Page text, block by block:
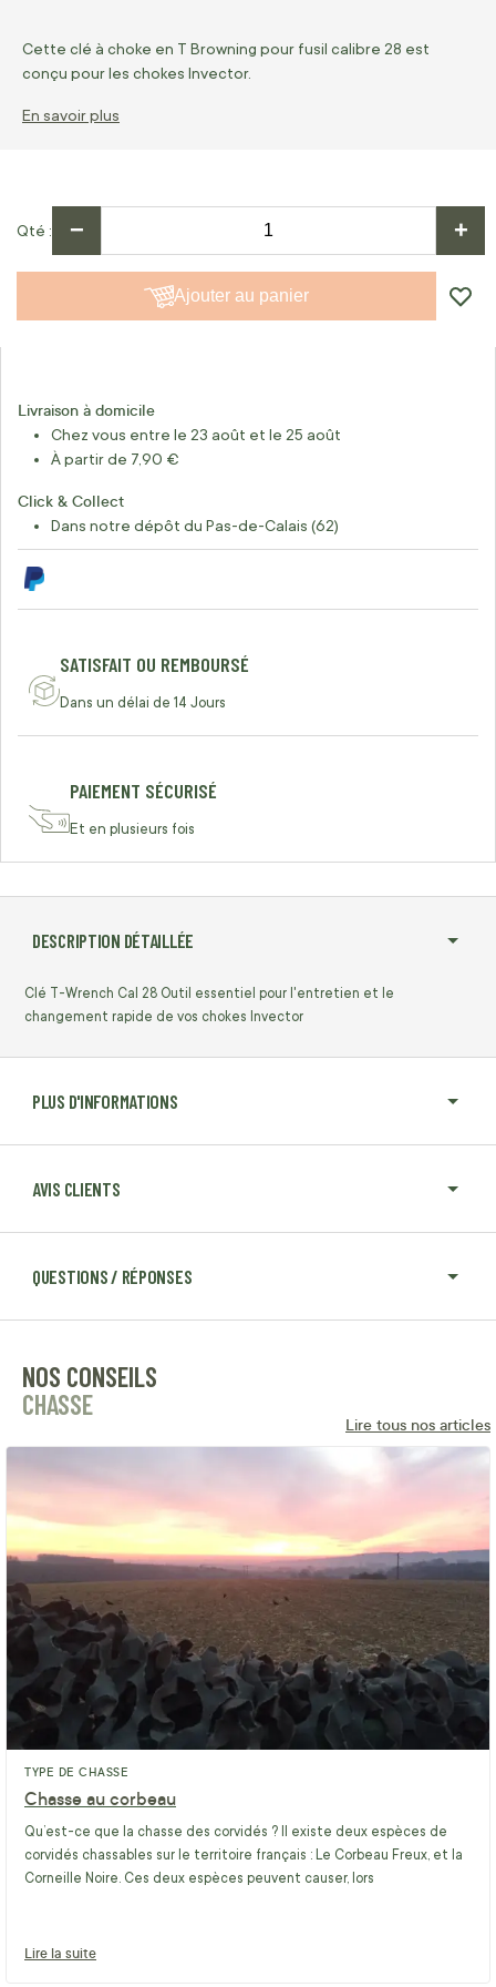
Cette clé à choke en T Browning pour fusil calibre 28 est
conçu pour les chokes Invector.
En savoir plus
Qté − +
Ajouter au panier
Livraison à domicile
Chez vous entre le 23 août et le 25 août
À partir de 7,90 €
Click & Collect
Dans notre dépôt du Pas-de-Calais (62)
SATISFAIT OU REMBOURSÉ
Dans un délai de 14 Jours
PAIEMENT SÉCURISÉ
Et en plusieurs fois
DESCRIPTION DÉTAILLÉE
PLUS D'INFORMATIONS
AVIS CLIENTS
QUESTIONS / RÉPONSES
Clé T-Wrench Cal 28 Outil essentiel pour l'entretien et le
changement rapide de vos chokes Invector
NOS CONSEILS
CHASSE
Lire tous nos articles
TYPE DE CHASSE
Chasse au corbeau
Qu’est-ce que la chasse des corvidés ? Il existe deux espèces de
corvidés chassables sur le territoire français : Le Corbeau Freux, et la
Corneille Noire. Ces deux espèces peuvent causer, lors
Lire la suite